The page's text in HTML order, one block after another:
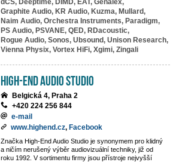
dCS, Deeptime, DIMD, EAT, Genalex,
Graphite Audio, KR Audio, Kuzma, Mullard,
Naim Audio, Orchestra Instruments, Paradigm,
PS Audio, PSVANE, QED, RDacoustic,
Rogue Audio, Sonos, Ubsound, Unison Research,
Vienna Physix, Vortex HiFi, Xgimi, Zingali
High-End Audio Studio
Belgická 4, Praha 2
+420 224 256 844
e-mail
www.highend.cz, Facebook
Značka High-End Audio Studio je synonymem pro klidný
a ničím nerušený výběr audiovizuální techniky, již od
roku 1992. V sortimentu firmy jsou přístroje nejvyšší